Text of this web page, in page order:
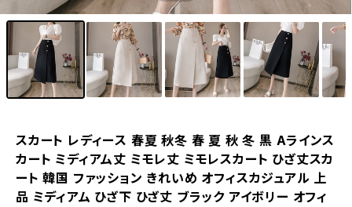
スカート レディース 春夏 秋冬 春 夏 秋 冬 黒 Aラインス
カート ミディアム丈 ミモレ丈 ミモレスカート ひざ丈スカ
ート 韓国 ファッション きれいめ オフィスカジュアル 上
品 ミディアム ひざ下 ひざ丈 ブラック アイボリー オフィ